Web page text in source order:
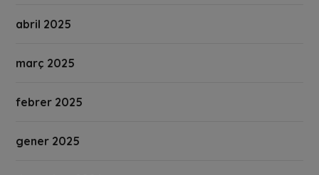
abril 2025
març 2025
febrer 2025
gener 2025